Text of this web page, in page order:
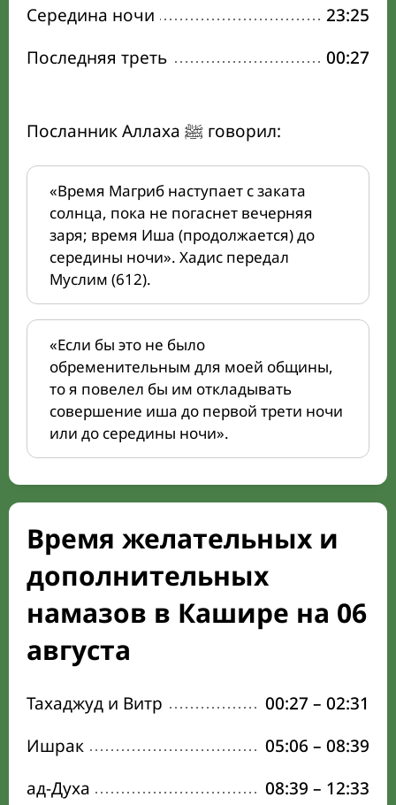
Середина ночи
23:25
Последняя треть
00:27
Посланник Аллаха ﷺ говорил:
«Время Магриб наступает с заката
солнца, пока не погаснет вечерняя
заря; время Иша (продолжается) до
середины ночи». Хадис передал
Муслим (612).
«Если бы это не было
обременительным для моей общины,
то я повелел бы им откладывать
совершение иша до первой трети ночи
или до середины ночи».
Время желательных и
дополнительных
намазов в Кашире на 06
августа
Тахаджуд и Витр 00:27 – 02:31
Ишрак
05:06 – 08:39
ад-Духа
08:39 – 12:33